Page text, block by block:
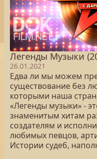
Легенды Музыки
26.01.2021
Едва ли мы можем
существование без
которыми наша
«Легенды музыки» -
знаменитым хитам
создателям и
любимых певцов,
Истории судеб,